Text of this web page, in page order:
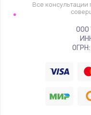
Все
ООО